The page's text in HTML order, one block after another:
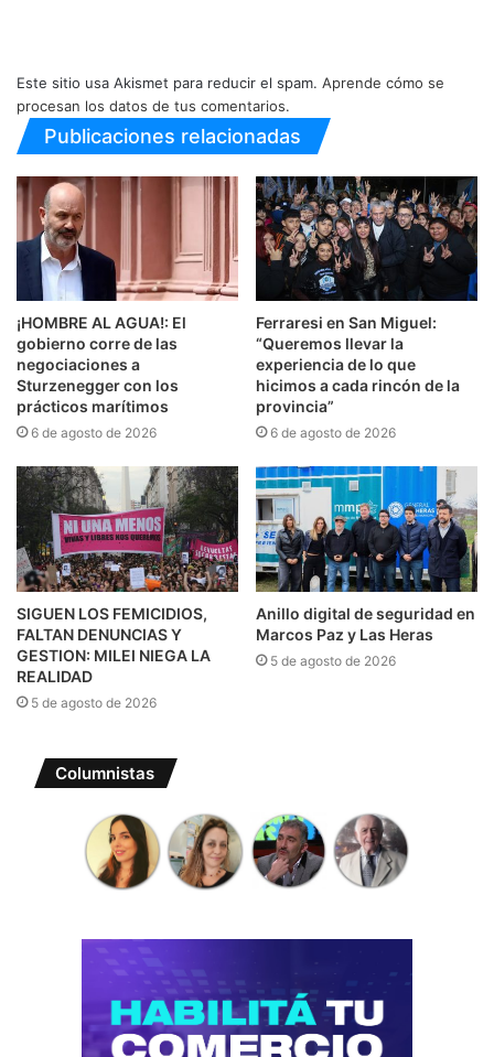
Este sitio usa Akismet para reducir el spam. Aprende cómo se
procesan los datos de tus comentarios.
Publicaciones relacionadas
¡HOMBRE AL AGUA!: El
gobierno corre de las
negociaciones a
Sturzenegger con los
prácticos marítimos
6 de agosto de 2026
Ferraresi en San Miguel:
“Queremos llevar la
experiencia de lo que
hicimos a cada rincón de la
provincia”
6 de agosto de 2026
SIGUEN LOS FEMICIDIOS,
FALTAN DENUNCIAS Y
GESTION: MILEI NIEGA LA
REALIDAD
5 de agosto de 2026
Anillo digital de seguridad en
Marcos Paz y Las Heras
5 de agosto de 2026
Columnistas